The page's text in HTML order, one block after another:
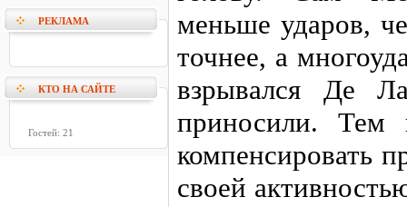
РЕКЛАМА
КТО НА САЙТЕ
Гостей: 21
меньше ударов,
точнее, а
взрывался Де
приносили. Тем
компенсировать
своей